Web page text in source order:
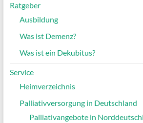
Ratgeber
Ausbildung
Was ist Demenz?
Was ist ein Dekubitus?
Service
Heimverzeichnis
Palliativversorgung in Deutschland
Palliativangebote in